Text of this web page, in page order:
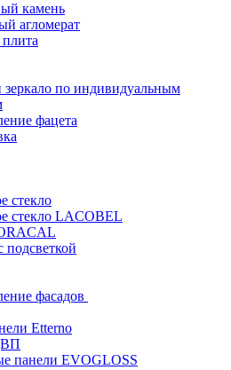
камень
агломерат
зеркало по индивидуальным
фацета
стекло
стекло LACOBEL
подсветкой
фасадов
Etterno
панели EVOGLOSS